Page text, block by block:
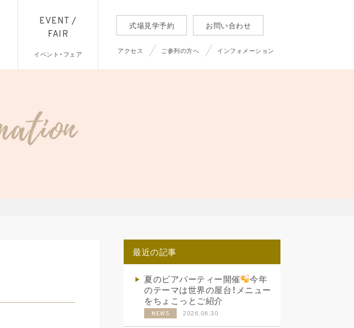
EVENT /
FAIR
イベント・フェア
式場見学予約 お問い合わせ
アクセス ご参列の方へ インフォメーション
最近の記事
夏のビアパーティー開催
今年
のテーマは世界の屋台！メニュー
をちょこっとご紹介
NEWS 2026.06.30